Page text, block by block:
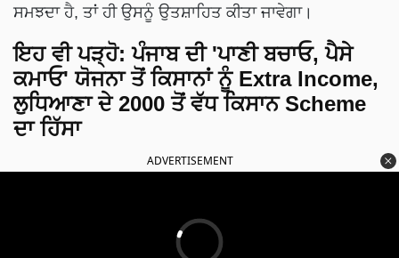
ਸਮਝਦਾ ਹੈ, ਤਾਂ ਹੀ ਉਸਨੂੰ ਉਤਸ਼ਾਹਿਤ ਕੀਤਾ ਜਾਵੇਗਾ।
ਇਹ ਵੀ ਪੜ੍ਹੋ:ਪੰਜਾਬ ਦੀ 'ਪਾਣੀ ਬਚਾਓ, ਪੈਸੇ
ਕਮਾਓ' ਯੋਜਨਾ ਤੋਂ ਕਿਸਾਨਾਂ ਨੂੰ Extra Income,
ਲੁਧਿਆਣਾ ਦੇ 2000 ਤੋਂ ਵੱਧ ਕਿਸਾਨ Scheme
ਦਾ ਹਿੱਸਾ
ADVERTISEMENT